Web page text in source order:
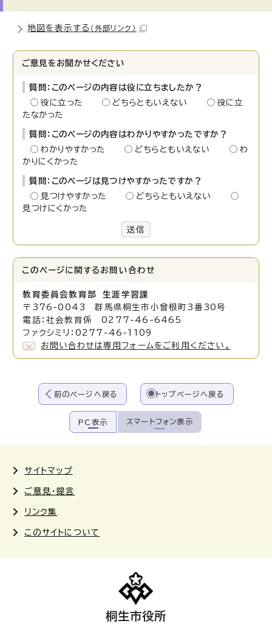
地図を表示する （外部リンク）
ご意見をお聞かせください
質問：このページの内容は役に立ちましたか？
役に立った
どちらともいえない
役に立
たなかった
質問：このページの内容はわかりやすかったですか？
わかりやすかった
どちらともいえない
わ
かりにくかった
質問：このページは見つけやすかったですか？
見つけやすかった
どちらともいえない
見つけにくかった
送信
このページに関する お問い合わせ
教育委員会教育部 生涯学習課
〒376-0043 群馬県桐生市小曾根町3番30号
電話：社会教育係 0277-46-6465
ファクシミリ：0277-46-1109
お問い合わせは専用フォームをご利用ください。
前のページへ戻る トップページへ戻る
PC表示 スマートフォン表示
サイトマップ
ご意見・提言
リンク集
このサイトについて
桐生市役所